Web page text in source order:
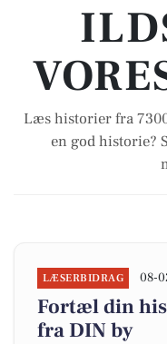
Læs historier fra
en god historie?
LÆSERBIDRAG 08-
Fortæl din
fra DIN by